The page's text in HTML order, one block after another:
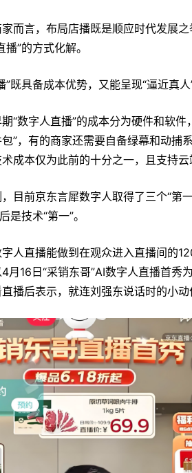
而言，布局店播既是顺应时代发展
播”的方式化解。
”既具备成本优势，又能呈现“逼近真
“数字人直播”的成本分为硬件和软
”，有的商家还需要自备绿幕和动捕
成本仅为此前的十分之一，且支持云
目前京东言犀数字人取得了三个“第
是技术“第一”。
人直播能做到在观众进入直播间的
月16日“采销东哥”AI数字人直播首
播后表示，就连刘强东说话时的小动